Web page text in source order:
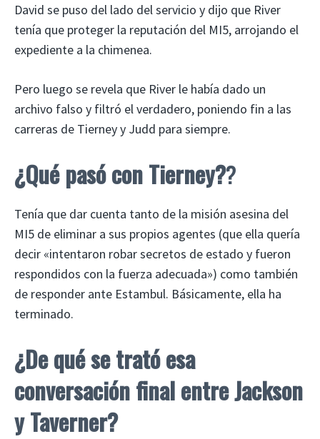
David se puso del lado del servicio y dijo que River
tenía que proteger la reputación del MI5, arrojando el
expediente a la chimenea.
Pero luego se revela que River le había dado un
archivo falso y filtró el verdadero, poniendo fin a las
carreras de Tierney y Judd para siempre.
¿Qué pasó con Tierney??
Tenía que dar cuenta tanto de la misión asesina del
MI5 de eliminar a sus propios agentes (que ella quería
decir «intentaron robar secretos de estado y fueron
respondidos con la fuerza adecuada») como también
de responder ante Estambul. Básicamente, ella ha
terminado.
¿De qué se trató esa
conversación final entre Jackson
y Taverner?